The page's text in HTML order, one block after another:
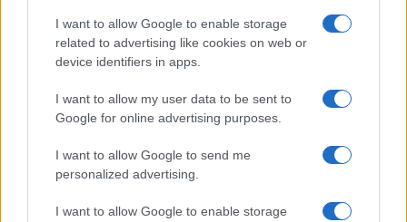
I want to allow Google to enable storage
related to advertising like cookies on web or
device identifiers in apps.
I want to allow my user data to be sent to
Google for online advertising purposes.
I want to allow Google to send me
personalized advertising.
I want to allow Google to enable storage
SIAMO
PARTNERSHIP E
ACCREDITAMENTI